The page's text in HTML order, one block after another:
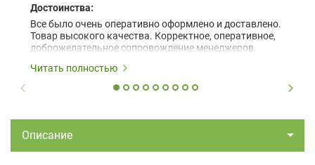
Достоинства:
Все было очень оперативно оформлено и доставлено.
Товар высокого качества. Корректное, оперативное,
доброжелательное сопровождение менеджеров.
Читать полностью
Описание